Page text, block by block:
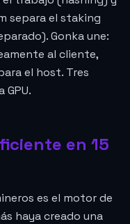
separa el staking
Gonka une:
al cliente,
el host. Tres
en 15
es el motor de
haya creado una